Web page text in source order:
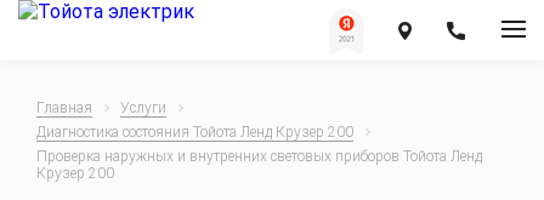
Главная
Услуги
Диагностика состояния Тойота Ленд Крузер 200
Проверка наружных и внутренних световых приборов Тойота Ленд
Крузер 200